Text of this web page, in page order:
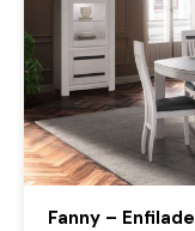
Fanny –